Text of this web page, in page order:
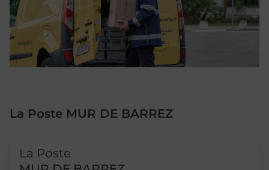
La Poste MUR DE BARREZ
La Poste